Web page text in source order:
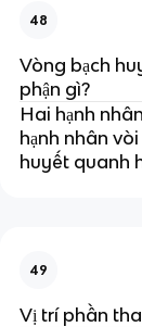
48
Vòng bạch
phận gì?
Hai hạnh
hạnh nhân
huyết quanh
49
Vị trí phần